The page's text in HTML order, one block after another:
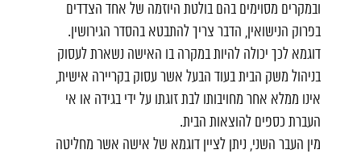
ובמקרים מסוימים בהם בולטת היוזמה של אחד הצדדים
בפרוק הנישואין, הדבר צריך להתבטא בהסדר הגירושין.
דוגמא לכך יכולה להיות במקרה בו האישה נשארת לעסוק
בניהול משק הבית בעוד הבעל אשר עסוק בקריירה אישית,
אינו ממלא אחר מחויבותו לבת זוגתו על ידי בגידה או אי
העברת כספים להוצאות הבית.
מין העבר השני, ניתן לציין דוגמא של אישה אשר מחליטה